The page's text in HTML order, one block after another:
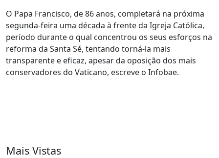
O Papa Francisco, de 86 anos, completará na próxima
segunda-feira uma década à frente da Igreja Católica,
período durante o qual concentrou os seus esforços na
reforma da Santa Sé, tentando torná-la mais
transparente e eficaz, apesar da oposição dos mais
conservadores do Vaticano, escreve o Infobae.
Mais Vistas